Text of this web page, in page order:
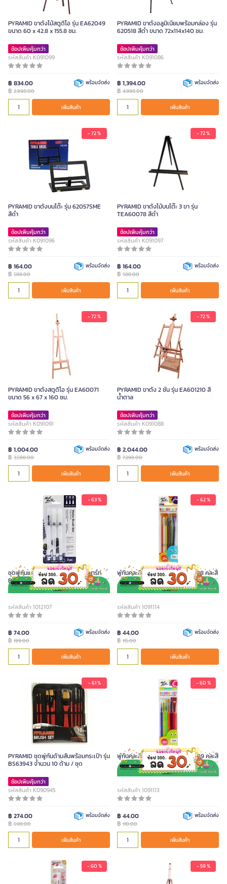
PYRAMID ขาตั้งไม้สตูดิโอ รุ่น EA62049
ขนาด 60 x 42.8 x 155.8 ซม.
ช้อปเพิ่มคุ้มกว่า
รหัสสินค้า K091099
฿ 834.00
฿ 2,998.00
พร้อมจัดส่ง
เพิ่มสินค้า
PYRAMID ขาตั้งอลูมิเนียมพร้อมกล่อง รุ่น
620518 สีดำ ขนาด 72x114x140 ซม.
ช้อปเพิ่มคุ้มกว่า
รหัสสินค้า K091086
฿ 1,394.00
฿ 4,998.00
พร้อมจัดส่ง
เพิ่มสินค้า
- 72 %
PYRAMID ขาตั้งบนโต๊ะ รุ่น 62057SME
สีดำ
ช้อปเพิ่มคุ้มกว่า
รหัสสินค้า K091096
฿ 164.00
฿ 588.00
พร้อมจัดส่ง
เพิ่มสินค้า
- 72 %
PYRAMID ขาตั้งไม้บนโต๊ะ 3 ขา รุ่น
TEA60078 สีดำ
ช้อปเพิ่มคุ้มกว่า
รหัสสินค้า K091097
฿ 164.00
฿ 588.00
พร้อมจัดส่ง
เพิ่มสินค้า
- 72 %
PYRAMID ขาตั้งสตูดิโอ รุ่น EA60071
ขนาด 56 x 67 x 160 ซม.
ช้อปเพิ่มคุ้มกว่า
รหัสสินค้า K091091
฿ 1,004.00
฿ 3,598.00
พร้อมจัดส่ง
เพิ่มสินค้า
- 72 %
PYRAMID ขาตั้ง 2 ชั้น รุ่น EA601210 สี
น้ำตาล
ช้อปเพิ่มคุ้มกว่า
รหัสสินค้า K091088
฿ 2,044.00
฿ 7,298.00
พร้อมจัดส่ง
เพิ่มสินค้า
- 63 %
ชุดพู่กันแทงค์ 3 ด้าม หัวแบน มอนมาร์ท
BMHS0045
รหัสสินค้า 1012107
฿ 74.00
฿ 199.00
พร้อมจัดส่ง
เพิ่มสินค้า
- 62 %
พู่กันคละสี 7 ชิ้น มอนมาร์ท 5273508 คละสี
รหัสสินค้า 1091114
฿ 44.00
฿ 115.00
พร้อมจัดส่ง
เพิ่มสินค้า
- 61 %
PYRAMID ชุดพู่กันด้ามสั้นพร้อมกระเป๋า รุ่น
BS63943 จำนวน 10 ด้าม / ชุด
ช้อปเพิ่มคุ้มกว่า
รหัสสินค้า K090945
฿ 274.00
฿ 698.00
พร้อมจัดส่ง
เพิ่มสินค้า
- 60 %
พู่กันคละสี 6 ชิ้น มอนมาร์ท 5273509 คละสี
รหัสสินค้า 1091113
฿ 44.00
฿ 110.00
พร้อมจัดส่ง
เพิ่มสินค้า
- 60 % - 59 %